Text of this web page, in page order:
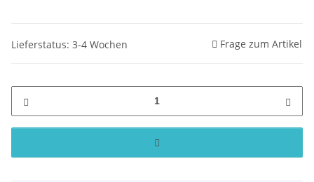
Lieferstatus: 3-4 Wochen Frage zum Artikel